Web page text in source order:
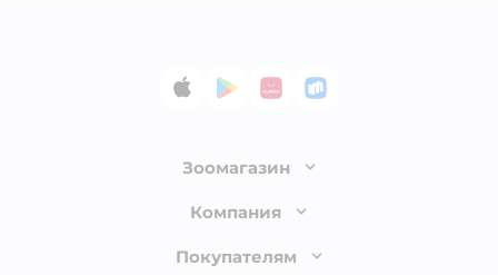
App StoreGoogle Play
AppGallery
RuStore
Зоомагазин
Лицензия
Доставка и оплата
Компания
О компании
Покупателям